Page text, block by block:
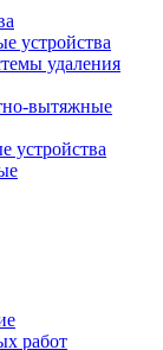
устройства
удаления
вытяжные
устройства
работ